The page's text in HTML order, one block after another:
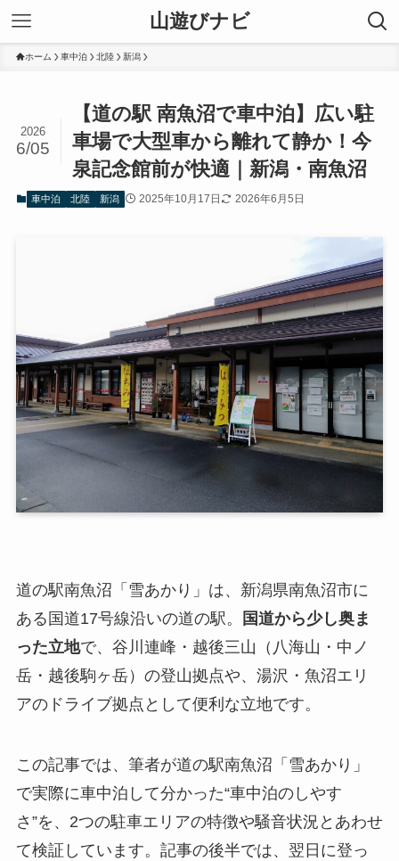
山遊びナビ
ホーム 車中泊 北陸 新潟
【道の駅 南魚沼で車中泊】広い駐
車場で大型車から離れて静か！今
泉記念館前が快適｜新潟・南魚沼
2026
6/05
車中泊 北陸 新潟 2025年10月17日 2026年6月5日
道の駅南魚沼「雪あかり」は、新潟県南魚沼市に
ある国道17号線沿いの道の駅。
国道から少し奥ま
った立地で、谷川連峰・越後三山（八海山・中ノ
岳・越後駒ヶ岳）の登山拠点や、湯沢・魚沼エリ
アのドライブ拠点として便利な立地です。
この記事では、筆者が道の駅南魚沼「雪あかり」
で実際に車中泊して分かった“車中泊のしやす
さ”を、2つの駐車エリアの特徴や騒音状況とあわせ
て検証しています。記事の後半では、翌日に登っ